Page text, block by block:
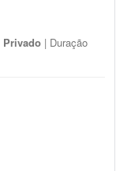
Privado | Duração